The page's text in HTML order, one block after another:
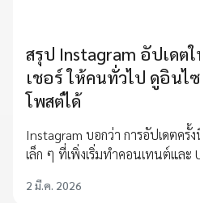
สรุป Instagram อัปเดต
เชอร์ ให้คนทั่วไป ดูอินไ
โพสต์ได้
Instagram บอกว่า การอัปเดตครั้ง
เล็ก ๆ ที่เพิ่งเริ่มทำคอนเทนต์และ
2 มี.ค. 2026